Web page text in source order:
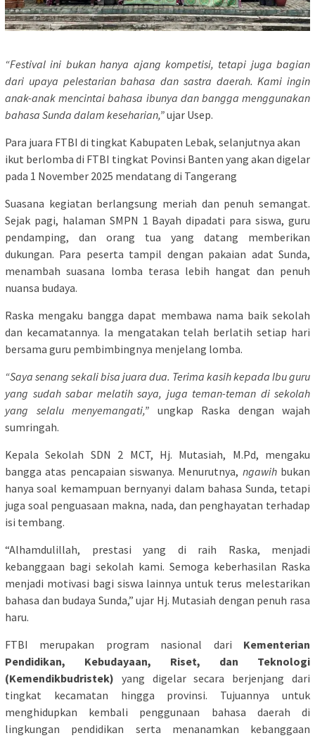
“Festival ini bukan hanya ajang kompetisi, tetapi juga bagian
dari upaya pelestarian bahasa dan sastra daerah. Kami ingin
anak-anak mencintai bahasa ibunya dan bangga menggunakan
bahasa Sunda dalam keseharian,”ujar Usep.
Para juara FTBI di tingkat Kabupaten Lebak, selanjutnya akan
ikut berlomba di FTBI tingkat Povinsi Banten yang akan digelar
pada 1 November 2025 mendatang di Tangerang
Suasana kegiatan berlangsung meriah dan penuh semangat.
Sejak pagi, halaman SMPN 1 Bayah dipadati para siswa, guru
pendamping, dan orang tua yang datang memberikan
dukungan. Para peserta tampil dengan pakaian adat Sunda,
menambah suasana lomba terasa lebih hangat dan penuh
nuansa budaya.
Raska mengaku bangga dapat membawa nama baik sekolah
dan kecamatannya. Ia mengatakan telah berlatih setiap hari
bersama guru pembimbingnya menjelang lomba.
“Saya senang sekali bisa juara dua. Terima kasih kepada Ibu guru
yang sudah sabar melatih saya, juga teman-teman di sekolah
yang selalu menyemangati,” ungkap Raska dengan wajah
sumringah.
Kepala Sekolah SDN 2 MCT, Hj. Mutasiah, M.Pd, mengaku
bangga atas pencapaian siswanya. Menurutnya, ngawihbukan
hanya soal kemampuan bernyanyi dalam bahasa Sunda, tetapi
juga soal penguasaan makna, nada, dan penghayatan terhadap
isi tembang.
“Alhamdulillah, prestasi yang di raih Raska, menjadi
kebanggaan bagi sekolah kami. Semoga keberhasilan Raska
menjadi motivasi bagi siswa lainnya untuk terus melestarikan
bahasa dan budaya Sunda,” ujar Hj. Mutasiah dengan penuh rasa
haru.
FTBI merupakan program nasional dari Kementerian
Pendidikan, Kebudayaan, Riset, dan Teknologi
(Kemendikbudristek) yang digelar secara berjenjang dari
tingkat kecamatan hingga provinsi. Tujuannya untuk
menghidupkan kembali penggunaan bahasa daerah di
lingkungan pendidikan serta menanamkan kebanggaan